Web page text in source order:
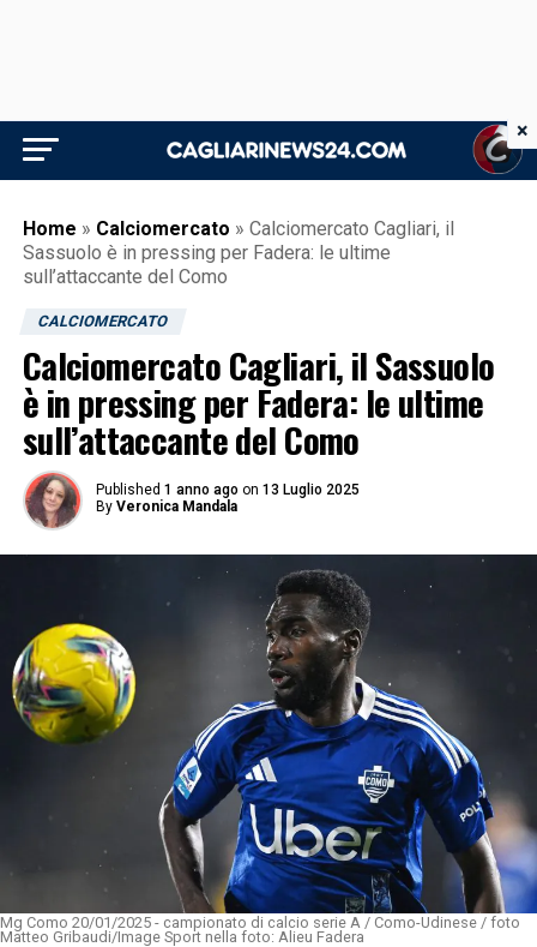
Home » Calciomercato » Calciomercato Cagliari, il
Sassuolo è in pressing per Fadera: le ultime
sull’attaccante del Como
CALCIOMERCATO
Calciomercato Cagliari, il Sassuolo
è in pressing per Fadera: le ultime
sull’attaccante del Como
Published 1 anno ago on 13 Luglio 2025
By Veronica Mandala
Mg Como 20/01/2025 - campionato di calcio serie A / Como-Udinese / foto
Matteo Gribaudi/Image Sport nella foto: Alieu Fadera
×